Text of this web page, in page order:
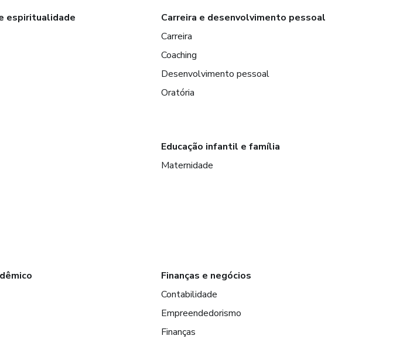
espiritualidade
Carreira e desenvolvimento pessoal
Carreira
Coaching
Desenvolvimento pessoal
Oratória
Educação infantil e família
Maternidade
Finanças e negócios
Contabilidade
Empreendedorismo
Finanças